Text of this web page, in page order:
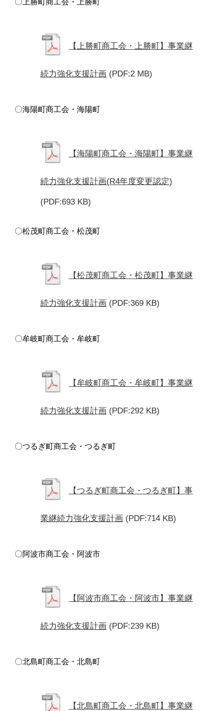
【上勝町商工会・上勝町】事業継
続力強化支援計画 (PDF:2 MB)
〇海陽町商工会・海陽町
【海陽町商工会・海陽町】事業継
続力強化支援計画(R4年度変更認定)
(PDF:693 KB)
〇松茂町商工会・松茂町
【松茂町商工会・松茂町】事業継
続力強化支援計画 (PDF:369 KB)
〇牟岐町商工会・牟岐町
【牟岐町商工会・牟岐町】事業継
続力強化支援計画 (PDF:292 KB)
〇つるぎ町商工会・つるぎ町
【つるぎ町商工会・つるぎ町】事
業継続力強化支援計画 (PDF:714 KB)
〇阿波市商工会・阿波市
【阿波市商工会・阿波市】事業継
続力強化支援計画 (PDF:239 KB)
〇北島町商工会・北島町
【北島町商工会・北島町】事業継